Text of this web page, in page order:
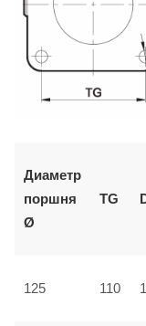
Диаметр
поршня
Ø
TG
125 110